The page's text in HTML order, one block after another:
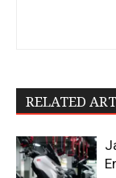
RELATED